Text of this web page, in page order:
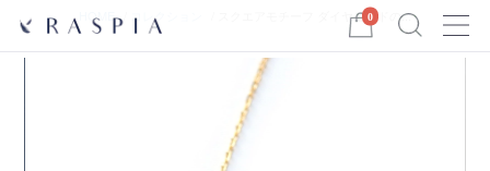
Menu
0
HOME コレクション スクエアモチーフ ダイヤモンドの...